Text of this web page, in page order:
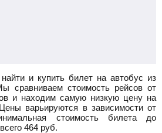
и купить билет на автобус из
сравниваем стоимость рейсов от
и находим самую низкую цену на
варьируются в зависимости от
стоимость билета до
464 руб.